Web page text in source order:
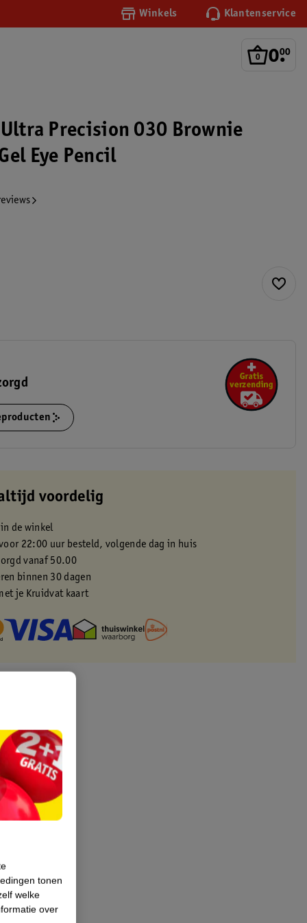
Winkels Klantenservice
0.
00
Precision 030 Brownie
Eye Pencil
voordelig
de winkel
22:00 uur besteld, volgende dag in huis
vanaf 50.00
binnen 30 dagen
je Kruidvat kaart
tonen
welke
over